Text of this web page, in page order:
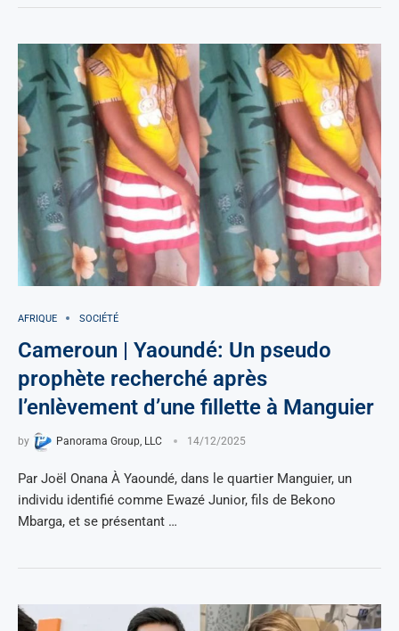
AFRIQUE SOCIÉTÉ
Cameroun | Yaoundé: Un pseudo
prophète recherché après
l’enlèvement d’une fillette à Manguier
by Panorama Group, LLC 14/12/2025
Par Joël Onana À Yaoundé, dans le quartier Manguier, un
individu identifié comme Ewazé Junior, fils de Bekono
Mbarga, et se présentant …